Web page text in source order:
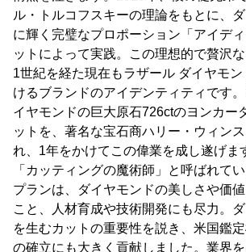
ル・トルコフスキーの理論をもとに、
に輝く完璧なプロポーション「アイデ
ットによって実践。この理想的で贅沢な
1世紀を経た現在もラザール ダイヤモ
けるブランドのアイデンティティです
イヤモンドの巨大原石726ctのヨンカー
ットを、著名な宝石商ハリー・ウィン
れ、1年をかけてこの偉業を成し遂げま
「カッティングの魔術師」と呼ばれて
プランは、ダイヤモンドの美しさや価
こと、人材育成や技術開発にも尽力。
を生むカットの重要性を説き、米国鑑
の確立にも大きく貢献しました。業界